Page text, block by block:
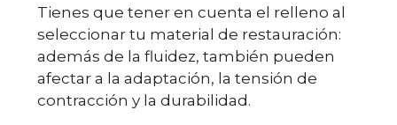
Tienes que tener en cuenta el relleno al
seleccionar tu material de restauración:
además de la fluidez, también pueden
afectar a la adaptación, la tensión de
contracción y la durabilidad.